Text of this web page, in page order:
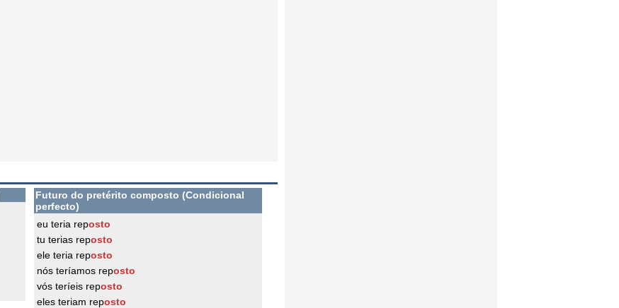
Futuro do pretérito composto (Condicional
perfecto)
eu teria reposto
tu terias reposto
ele teria reposto
nós teríamos reposto
vós teríeis reposto
eles teriam reposto